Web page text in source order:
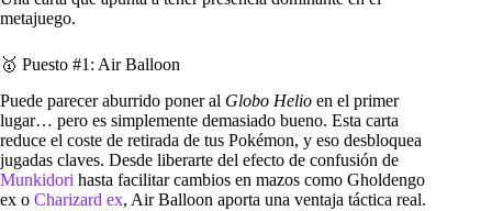
metajuego.
🥇 Puesto #1: Air Balloon
Puede parecer aburrido poner al Globo Helio en el primer
lugar… pero es simplemente demasiado bueno. Esta carta
reduce el coste de retirada de tus Pokémon, y eso desbloquea
jugadas claves. Desde liberarte del efecto de confusión de
Munkidori hasta facilitar cambios en mazos como Gholdengo
ex o Charizard ex, Air Balloon aporta una ventaja táctica real.